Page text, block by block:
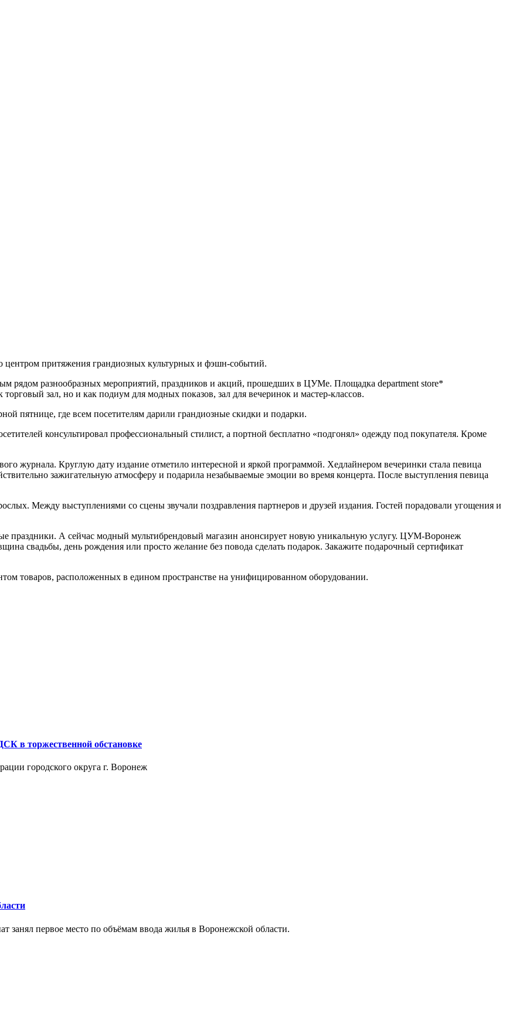
притяжения грандиозных культурных и фэшн-событий.
рядом разнообразных мероприятий, праздников и акций, прошедших в ЦУМе. Площадка department store*
торговый зал, но и как подиум для модных показов, зал для вечеринок и мастер-классов.
пятнице, где всем посетителям дарили грандиозные скидки и подарки.
консультировал профессиональный стилист, а портной бесплатно «подгонял» одежду под покупателя. Кроме
журнала. Круглую дату издание отметило интересной и яркой программой. Хедлайнером вечеринки стала певица
зажигательную атмосферу и подарила незабываемые эмоции во время концерта. После выступления певица
Между выступлениями со сцены звучали поздравления партнеров и друзей издания. Гостей порадовали угощения и
праздники. А сейчас модный мультибрендовый магазин анонсирует новую уникальную услугу. ЦУМ-Воронеж
свадьбы, день рождения или просто желание без повода сделать подарок. Закажите подарочный сертификат
товаров, расположенных в едином пространстве на унифицированном оборудовании.
в торжественной обстановке
городского округа г. Воронеж
занял первое место по объёмам ввода жилья в Воронежской области.